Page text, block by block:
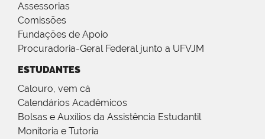
Assessorias
Comissões
Fundações de Apoio
Procuradoria-Geral Federal junto a UFVJM
ESTUDANTES
Calouro, vem cá
Calendários Acadêmicos
Bolsas e Auxílios da Assistência Estudantil
Monitoria e Tutoria